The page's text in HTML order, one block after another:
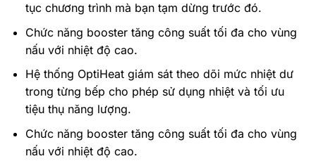
tục chương trình mà bạn tạm dừng trước đó.
Chức năng booster tăng công suất tối đa cho vùng
nấu với nhiệt độ cao.
Hệ thống OptiHeat giám sát theo dõi mức nhiệt dư
trong từng bếp cho phép sử dụng nhiệt và tối ưu
tiệu thụ năng lượng.
Chức năng booster tăng công suất tối đa cho vùng
nấu với nhiệt độ cao.